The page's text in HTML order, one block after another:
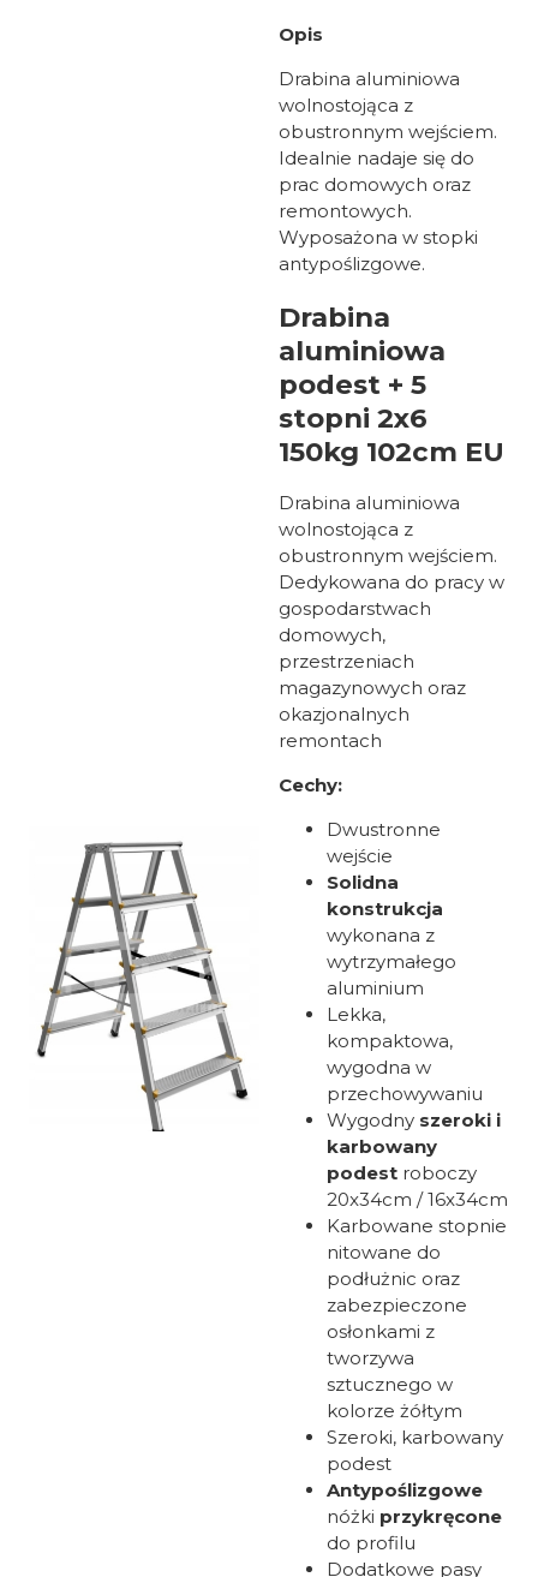
Opis
Drabina aluminiowa
wolnostojąca z
obustronnym wejściem.
Idealnie nadaje się do
prac domowych oraz
remontowych.
Wyposażona w stopki
antypoślizgowe.
Drabina
aluminiowa
podest + 5
stopni 2x6
150kg 102cm EU
Drabina aluminiowa
wolnostojąca z
obustronnym wejściem.
Dedykowana do pracy w
gospodarstwach
domowych,
przestrzeniach
magazynowych oraz
okazjonalnych
remontach
Cechy:
Dwustronne
wejście
Solidna
konstrukcja
wykonana z
wytrzymałego
aluminium
Lekka,
kompaktowa,
wygodna w
przechowywaniu
Wygodny szeroki i
karbowany
podest roboczy
20x34cm / 16x34cm
Karbowane stopnie
nitowane do
podłużnic oraz
zabezpieczone
osłonkami z
tworzywa
sztucznego w
kolorze żółtym
Szeroki, karbowany
podest
Antypoślizgowe
nóżki przykręcone
do profilu
Dodatkowe pasy